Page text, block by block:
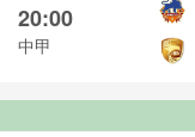
20:00
中甲